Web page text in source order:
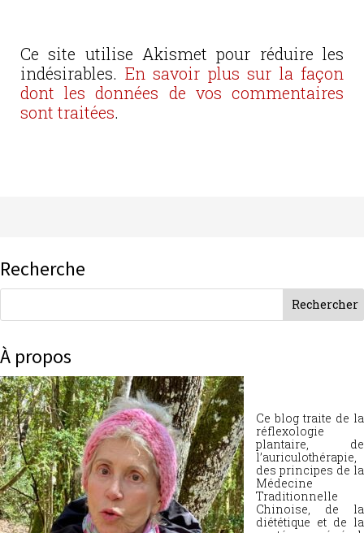
Ce site utilise Akismet pour réduire les
indésirables. En savoir plus sur la façon
dont les données de vos commentaires
sont traitées.
Recherche
À propos
Ce blog traite de la
réflexologie
plantaire, de
l’auriculothérapie,
des principes de la
Médecine
Traditionnelle
Chinoise, de la
diététique et de la